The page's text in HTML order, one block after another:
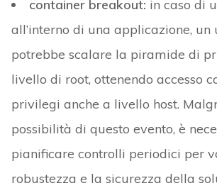
container breakout: in caso di
all’interno di una applicazione, un
potrebbe scalare la piramide di
livello di root, ottenendo accesso
privilegi anche a livello host.
possibilità di questo evento, è
pianificare controlli periodici per
robustezza e la sicurezza della